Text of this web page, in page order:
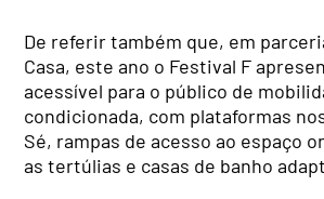
De referir também que, em
Casa, este ano o Festival F
acessível para o público de
condicionada, com plataformas
Sé, rampas de acesso ao espaço
as tertúlias e casas de banho